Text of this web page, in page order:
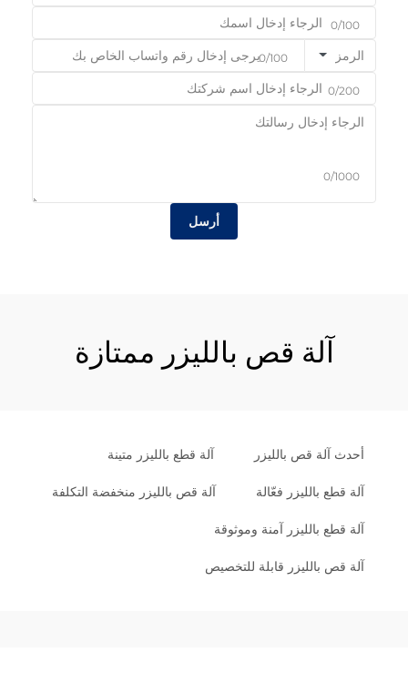
0/100
الرمز 0/100
0/200
0/1000
أرسل
آلة قص بالليزر ممتازة
أحدث آلة قص بالليزر آلة قطع بالليزر متينة
آلة قطع بالليزر فعّالة آلة قص بالليزر منخفضة التكلفة
آلة قطع بالليزر آمنة وموثوقة
آلة قص بالليزر قابلة للتخصيص